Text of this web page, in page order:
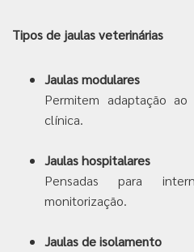
Tipos de jaulas veterinárias
Jaulas modulares
Permitem adaptação
clínica.
Jaulas hospitalares
Pensadas para
monitorização.
Jaulas de isolamento